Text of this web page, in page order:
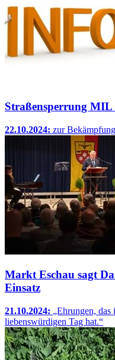
Straßensperrung MIL
22.10.2024: zur
Markt Eschau sagt
Einsatz
21.10.2024: „Ehrungen,
liebenswürdigen Tag hat.“